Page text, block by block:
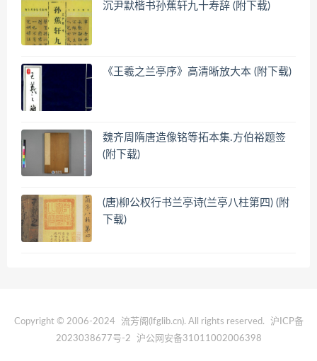
沉尹默楷书孙蕉轩九十寿辞 (附下载)
《王羲之兰亭序》高清晰放大本 (附下载)
魏齐周隋唐造像铭等拓本集.方伯裕题签
(附下载)
(唐)柳公权行书兰亭诗(兰亭八柱第四) (附
下载)
Copyright © 2006-2024 流芳阁(lfglib.cn). All rights reserved.
沪ICP备
2023038677号-2
沪公网安备31011002006398